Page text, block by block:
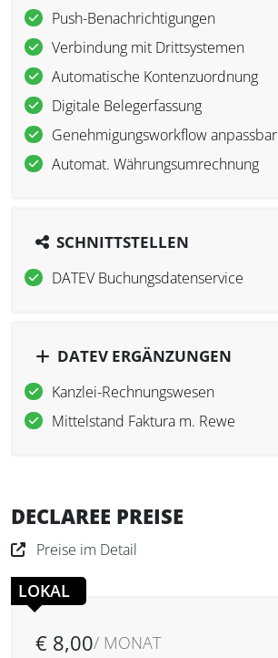
Push-Benachrichtigungen
Verbindung mit Drittsystemen
Automatische Kontenzuordnung
Digitale Belegerfassung
Genehmigungsworkflow anpassbar
Automat. Währungsumrechnung
SCHNITTSTELLEN
DATEV Buchungsdatenservice
DATEV ERGÄNZUNGEN
Kanzlei-Rechnungswesen
Mittelstand Faktura m. Rewe
DECLAREE PREISE
Preise im Detail
LOKAL
€ 8,00/ MONAT